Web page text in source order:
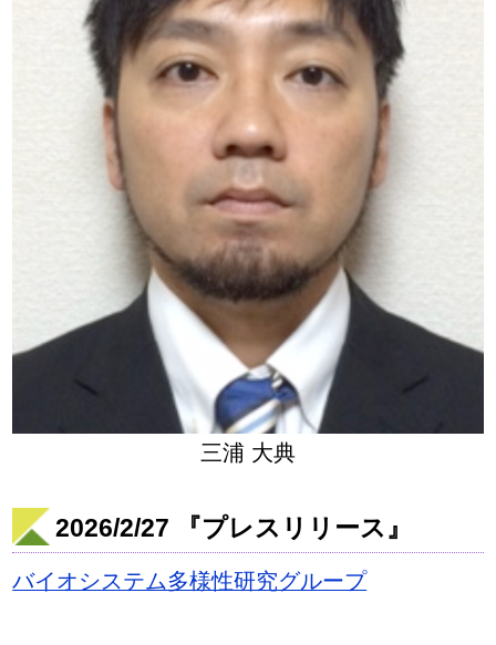
三浦 大典
2026/2/27 『プレスリリース』
バイオシステム多様性研究グループ